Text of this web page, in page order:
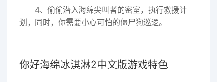
4、偷偷潜入海绵尖叫者的密室，执行救援计
划，同时，你需要小心可怕的僵尸狗巡逻。
你好海绵冰淇淋2中文版游戏特色